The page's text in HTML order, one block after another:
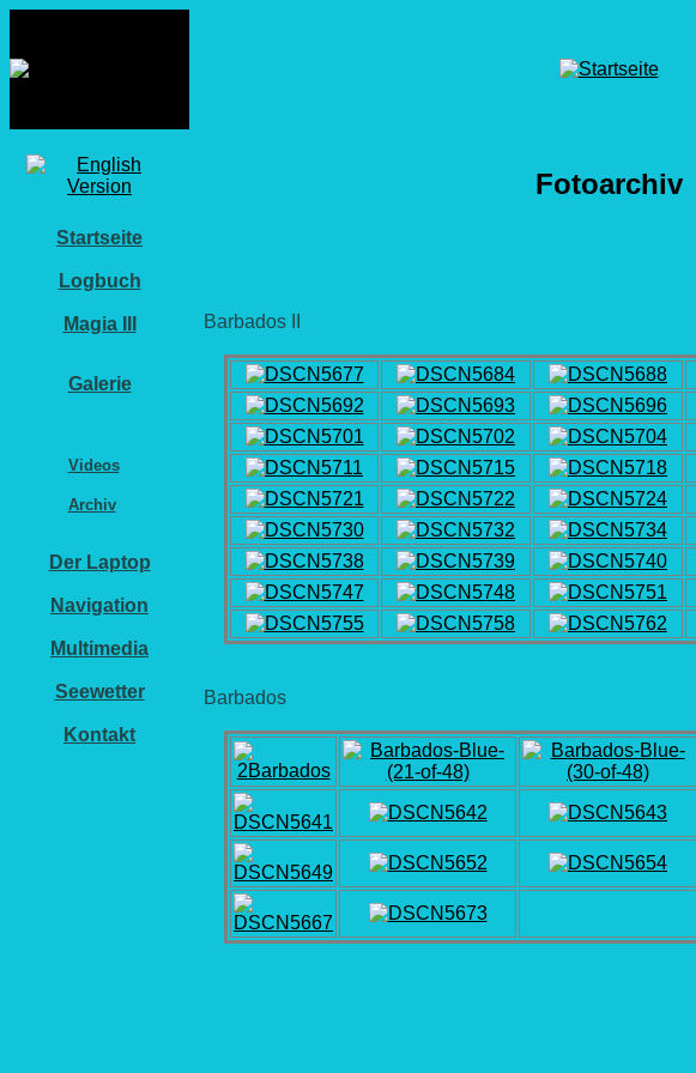
Startseite
Logbuch
Magia III
Galerie
Videos
Archiv
Der Laptop
Navigation
Multimedia
Seewetter
Kontakt
Fotoarchiv
Barbados II
Barbados